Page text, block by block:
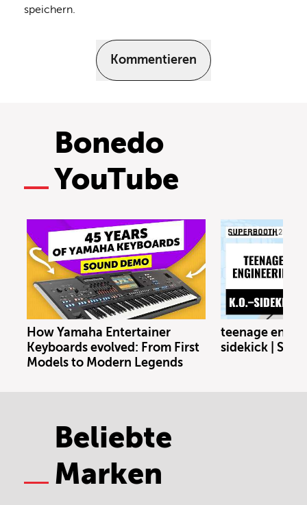
speichern.
Kommentieren
Bonedo
YouTube
How Yamaha Entertainer
Keyboards evolved: From First
Models to Modern Legends
teenage
sidekick |
Beliebte
Marken